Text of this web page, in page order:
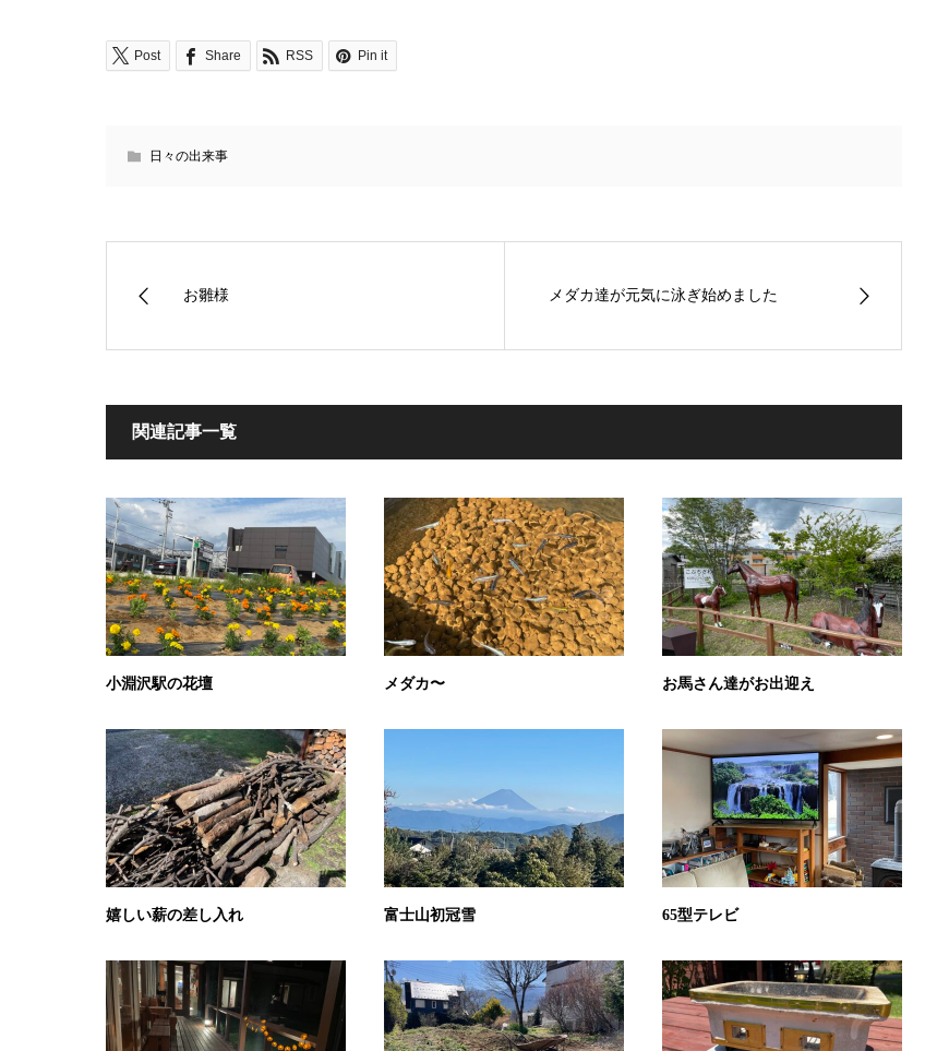
Post Share RSS Pin it
日々の出来事
お雛様 メダカ達が元気に泳ぎ始めました
関連記事一覧
小淵沢駅の花壇 メダカ〜 お馬さん達がお出迎え
嬉しい薪の差し入れ 富士山初冠雪 65型テレビ